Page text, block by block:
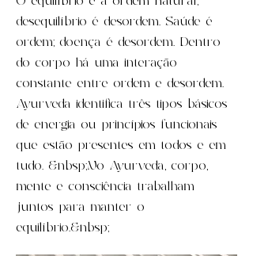
desequilíbrio é desordem. Saúde é
ordem; doença é desordem. Dentro
do corpo há uma interação
constante entre ordem e desordem.
Ayurveda identifica três tipos básicos
de energia ou princípios funcionais
que estão presentes em todos e em
tudo. &nbsp;No Ayurveda, corpo,
mente e consciência trabalham
juntos para manter o
equilíbrio.&nbsp;